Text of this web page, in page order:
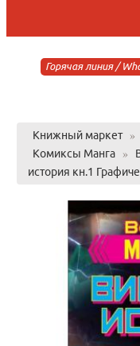
Горячая линия /
Книжный маркет »
Комиксы Манга
»
история кн.1